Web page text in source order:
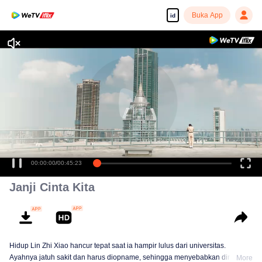
id Buka App
Tonton dengan kualitas tinggi dan lancar
00:00:00/00:45:23
♪Waktu pernah
menghentikan segalanya♪
Janji Cinta Kita
Hidup Lin Zhi Xiao hancur tepat saat ia hampir lulus dari universitas.
Ayahnya jatuh sakit dan harus diopname, sehingga menyebabkan dirinyaMore